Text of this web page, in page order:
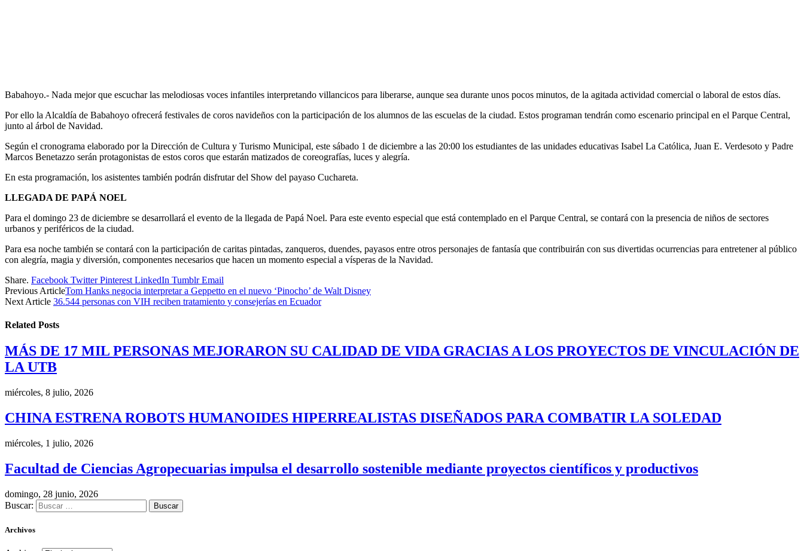
Babahoyo.- Nada mejor que escuchar las melodiosas voces infantiles interpretando villancicos para liberarse, aunque sea durante unos pocos minutos, de la agitada actividad comercial o laboral de estos días.
Por ello la Alcaldía de Babahoyo ofrecerá festivales de coros navideños con la participación de los alumnos de las escuelas de la ciudad. Estos programan tendrán como escenario principal en el Parque Central,
junto al árbol de Navidad.
Según el cronograma elaborado por la Dirección de Cultura y Turismo Municipal, este sábado 1 de diciembre a las 20:00 los estudiantes de las unidades educativas Isabel La Católica, Juan E. Verdesoto y Padre
Marcos Benetazzo serán protagonistas de estos coros que estarán matizados de coreografías, luces y alegría.
En esta programación, los asistentes también podrán disfrutar del Show del payaso Cuchareta.
LLEGADA DE PAPÁ NOEL
Para el domingo 23 de diciembre se desarrollará el evento de la llegada de Papá Noel. Para este evento especial que está contemplado en el Parque Central, se contará con la presencia de niños de sectores
urbanos y periféricos de la ciudad.
Para esa noche también se contará con la participación de caritas pintadas, zanqueros, duendes, payasos entre otros personajes de fantasía que contribuirán con sus divertidas ocurrencias para entretener al público
con alegría, magia y diversión, componentes necesarios que hacen un momento especial a vísperas de la Navidad.
Share. Facebook Twitter Pinterest LinkedIn Tumblr Email
Previous ArticleTom Hanks negocia interpretar a Geppetto en el nuevo ‘Pinocho’ de Walt Disney
Next Article 36.544 personas con VIH reciben tratamiento y consejerías en Ecuador
Related Posts
MÁS DE 17 MIL PERSONAS MEJORARON SU CALIDAD DE VIDA GRACIAS A LOS PROYECTOS DE VINCULACIÓN DE
LA UTB
miércoles, 8 julio, 2026
CHINA ESTRENA ROBOTS HUMANOIDES HIPERREALISTAS DISEÑADOS PARA COMBATIR LA SOLEDAD
miércoles, 1 julio, 2026
Facultad de Ciencias Agropecuarias impulsa el desarrollo sostenible mediante proyectos científicos y productivos
domingo, 28 junio, 2026
Buscar:
Archivos